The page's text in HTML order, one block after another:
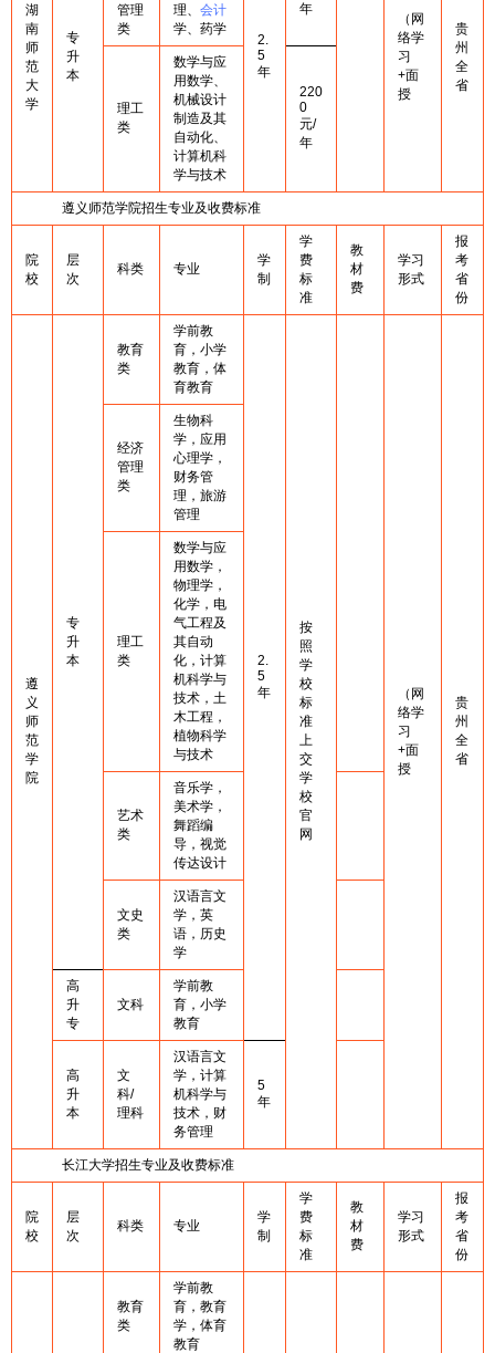
湖
南
师
范
大
学
专
升
本
2.
5
年
年
（网
络学
习
+面
授
贵
州
全
省
管理
类
理、 会计
学、药学
理工
类
数学与应
用数学、
机械设计
制造及其
自动化、
计算机科
学与技术
220
0
元/
年
遵义师范学院招生专业及收费标准
院
校
层
次
科类 专业
学
制
学
费
标
准
教
材
费
学习
形式
报
考
省
份
遵
义
师
范
学
院
专
升
本
教育
类
学前教
育，小学
教育，体
育教育
2.
5
年
按
照
学
校
标
准
上
交
学
校
官
网
（网
络学
习
+面
授
贵
州
全
省
经济
管理
类
生物科
学，应用
心理学，
财务管
理，旅游
管理
理工
类
数学与应
用数学，
物理学，
化学，电
气工程及
其自动
化，计算
机科学与
技术，土
木工程，
植物科学
与技术
艺术
类
音乐学，
美术学，
舞蹈编
导，视觉
传达设计
文史
类
汉语言文
学，英
语，历史
学
高
升
专
文科
学前教
育，小学
教育
高
升
本
文
科/
理科
汉语言文
学，计算
机科学与
技术，财
务管理
5
年
长江大学招生专业及收费标准
院
校
层
次
科类 专业
学
制
学
费
标
准
教
材
费
学习
形式
报
考
省
份
教育
类
学前教
育，教育
学，体育
教育